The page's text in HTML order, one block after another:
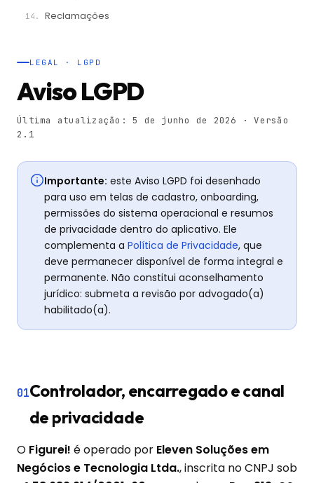
Reclamações
LEGAL · LGPD
Aviso LGPD
Última atualização: 5 de junho de 2026 · Versão
2.1
Importante: este Aviso LGPD foi desenhado
para uso em telas de cadastro, onboarding,
permissões do sistema operacional e resumos
de privacidade dentro do aplicativo. Ele
complementa a Política de Privacidade, que
deve permanecer disponível de forma integral e
permanente. Não constitui aconselhamento
jurídico: submeta a revisão por advogado(a)
habilitado(a).
01Controlador, encarregado e canal
de privacidade
O Figurei! é operado por Eleven Soluções em
Negócios e Tecnologia Ltda., inscrita no CNPJ sob